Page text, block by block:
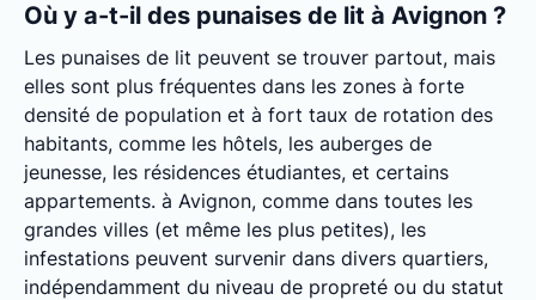
Où y a-t-il des punaises de lit à Avignon ?
Les punaises de lit peuvent se trouver partout, mais
elles sont plus fréquentes dans les zones à forte
densité de population et à fort taux de rotation des
habitants, comme les hôtels, les auberges de
jeunesse, les résidences étudiantes, et certains
appartements. à Avignon, comme dans toutes les
grandes villes (et même les plus petites), les
infestations peuvent survenir dans divers quartiers,
indépendamment du niveau de propreté ou du statut